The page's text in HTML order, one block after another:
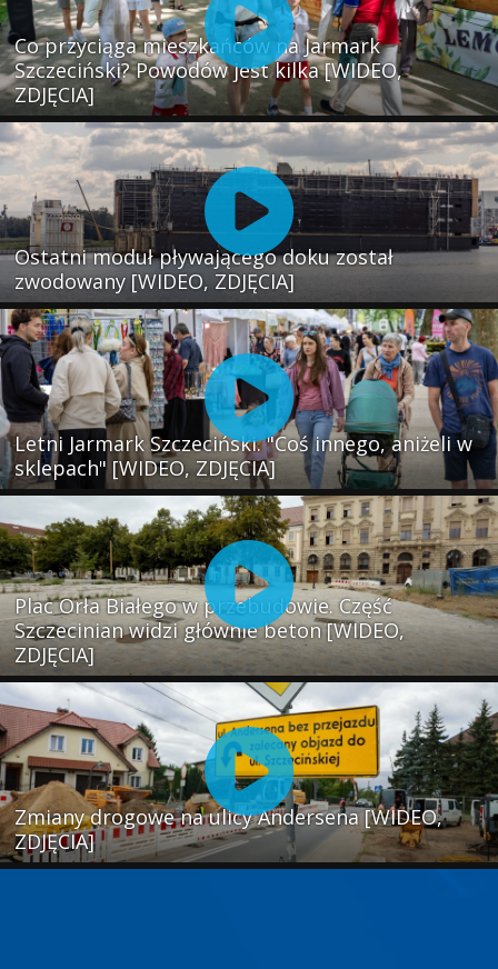
Co przyciąga mieszkańców na Jarmark
Szczeciński? Powodów jest kilka [WIDEO,
ZDJĘCIA]
Ostatni moduł pływającego doku został
zwodowany [WIDEO, ZDJĘCIA]
Letni Jarmark Szczeciński. "Coś innego, aniżeli w
sklepach" [WIDEO, ZDJĘCIA]
Plac Orła Białego w przebudowie. Część
Szczecinian widzi głównie beton [WIDEO,
ZDJĘCIA]
Zmiany drogowe na ulicy Andersena [WIDEO,
ZDJĘCIA]